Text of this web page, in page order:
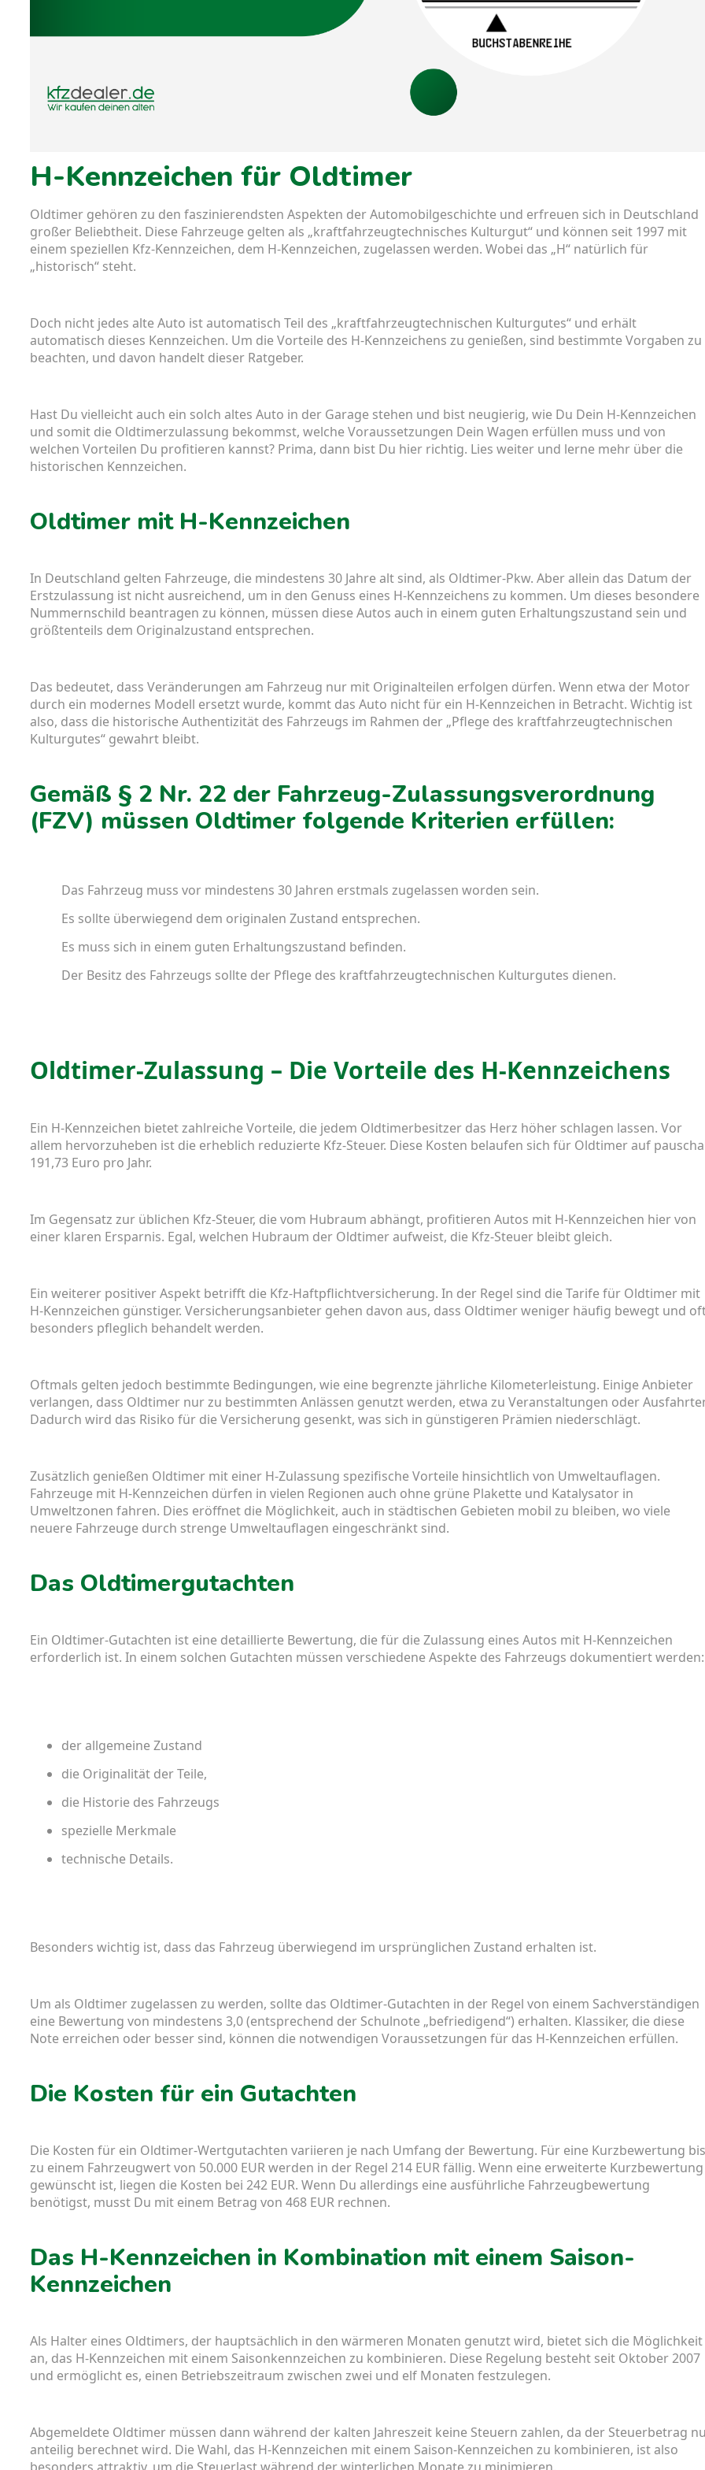
H-Kennzeichen für Oldtimer
Oldtimer gehören zu den faszinierendsten Aspekten der Automobilgeschichte und erfreuen sich in Deutschland
großer Beliebtheit. Diese Fahrzeuge gelten als „kraftfahrzeugtechnisches Kulturgut“ und können seit 1997 mit
einem speziellen Kfz-Kennzeichen, dem H-Kennzeichen, zugelassen werden. Wobei das „H“ natürlich für
„historisch“ steht.
Doch nicht jedes alte Auto ist automatisch Teil des „kraftfahrzeugtechnischen Kulturgutes“ und erhält
automatisch dieses Kennzeichen. Um die Vorteile des H-Kennzeichens zu genießen, sind bestimmte Vorgaben zu
beachten, und davon handelt dieser Ratgeber.
Hast Du vielleicht auch ein solch altes Auto in der Garage stehen und bist neugierig, wie Du Dein H-Kennzeichen
und somit die Oldtimerzulassung bekommst, welche Voraussetzungen Dein Wagen erfüllen muss und von
welchen Vorteilen Du profitieren kannst? Prima, dann bist Du hier richtig. Lies weiter und lerne mehr über die
historischen Kennzeichen.
Oldtimer mit H-Kennzeichen
In Deutschland gelten Fahrzeuge, die mindestens 30 Jahre alt sind, als Oldtimer-Pkw. Aber allein das Datum der
Erstzulassung ist nicht ausreichend, um in den Genuss eines H-Kennzeichens zu kommen. Um dieses besondere
Nummernschild beantragen zu können, müssen diese Autos auch in einem guten Erhaltungszustand sein und
größtenteils dem Originalzustand entsprechen.
Das bedeutet, dass Veränderungen am Fahrzeug nur mit Originalteilen erfolgen dürfen. Wenn etwa der Motor
durch ein modernes Modell ersetzt wurde, kommt das Auto nicht für ein H-Kennzeichen in Betracht. Wichtig ist
also, dass die historische Authentizität des Fahrzeugs im Rahmen der „Pflege des kraftfahrzeugtechnischen
Kulturgutes“ gewahrt bleibt.
Gemäß § 2 Nr. 22 der Fahrzeug-Zulassungsverordnung
(FZV) müssen Oldtimer folgende Kriterien erfüllen:
Das Fahrzeug muss vor mindestens 30 Jahren erstmals zugelassen worden sein.
Es sollte überwiegend dem originalen Zustand entsprechen.
Es muss sich in einem guten Erhaltungszustand befinden.
Der Besitz des Fahrzeugs sollte der Pflege des kraftfahrzeugtechnischen Kulturgutes dienen.
Oldtimer-Zulassung – Die Vorteile des H-Kennzeichens
Ein H-Kennzeichen bietet zahlreiche Vorteile, die jedem Oldtimerbesitzer das Herz höher schlagen lassen. Vor
allem hervorzuheben ist die erheblich reduzierte Kfz-Steuer. Diese Kosten belaufen sich für Oldtimer auf
191,73 Euro pro Jahr.
Im Gegensatz zur üblichen Kfz-Steuer, die vom Hubraum abhängt, profitieren Autos mit H-Kennzeichen hier von
einer klaren Ersparnis. Egal, welchen Hubraum der Oldtimer aufweist, die Kfz-Steuer bleibt gleich.
Ein weiterer positiver Aspekt betrifft die Kfz-Haftpflichtversicherung. In der Regel sind die Tarife für Oldtimer mit
H-Kennzeichen günstiger. Versicherungsanbieter gehen davon aus, dass Oldtimer weniger häufig bewegt und
besonders pfleglich behandelt werden.
Oftmals gelten jedoch bestimmte Bedingungen, wie eine begrenzte jährliche Kilometerleistung. Einige Anbieter
verlangen, dass Oldtimer nur zu bestimmten Anlässen genutzt werden, etwa zu Veranstaltungen oder
Dadurch wird das Risiko für die Versicherung gesenkt, was sich in günstigeren Prämien niederschlägt.
Zusätzlich genießen Oldtimer mit einer H-Zulassung spezifische Vorteile hinsichtlich von Umweltauflagen.
Fahrzeuge mit H-Kennzeichen dürfen in vielen Regionen auch ohne grüne Plakette und Katalysator in
Umweltzonen fahren. Dies eröffnet die Möglichkeit, auch in städtischen Gebieten mobil zu bleiben, wo viele
neuere Fahrzeuge durch strenge Umweltauflagen eingeschränkt sind.
Das Oldtimergutachten
Ein Oldtimer-Gutachten ist eine detaillierte Bewertung, die für die Zulassung eines Autos mit H-Kennzeichen
erforderlich ist. In einem solchen Gutachten müssen verschiedene Aspekte des Fahrzeugs dokumentiert werden:
der allgemeine Zustand
die Originalität der Teile,
die Historie des Fahrzeugs
spezielle Merkmale
technische Details.
Besonders wichtig ist, dass das Fahrzeug überwiegend im ursprünglichen Zustand erhalten ist.
Um als Oldtimer zugelassen zu werden, sollte das Oldtimer-Gutachten in der Regel von einem Sachverständigen
eine Bewertung von mindestens 3,0 (entsprechend der Schulnote „befriedigend“) erhalten. Klassiker, die diese
Note erreichen oder besser sind, können die notwendigen Voraussetzungen für das H-Kennzeichen erfüllen.
Die Kosten für ein Gutachten
Die Kosten für ein Oldtimer-Wertgutachten variieren je nach Umfang der Bewertung. Für eine Kurzbewertung bis
zu einem Fahrzeugwert von 50.000 EUR werden in der Regel 214 EUR fällig. Wenn eine erweiterte Kurzbewertung
gewünscht ist, liegen die Kosten bei 242 EUR. Wenn Du allerdings eine ausführliche Fahrzeugbewertung
benötigst, musst Du mit einem Betrag von 468 EUR rechnen.
Das H-Kennzeichen in Kombination mit einem Saison-
Kennzeichen
Als Halter eines Oldtimers, der hauptsächlich in den wärmeren Monaten genutzt wird, bietet sich die Möglichkeit
an, das H-Kennzeichen mit einem Saisonkennzeichen zu kombinieren. Diese Regelung besteht seit Oktober 2007
und ermöglicht es, einen Betriebszeitraum zwischen zwei und elf Monaten festzulegen.
Abgemeldete Oldtimer müssen dann während der kalten Jahreszeit keine Steuern zahlen, da der Steuerbetrag
anteilig berechnet wird. Die Wahl, das H-Kennzeichen mit einem Saison-Kennzeichen zu kombinieren, ist also